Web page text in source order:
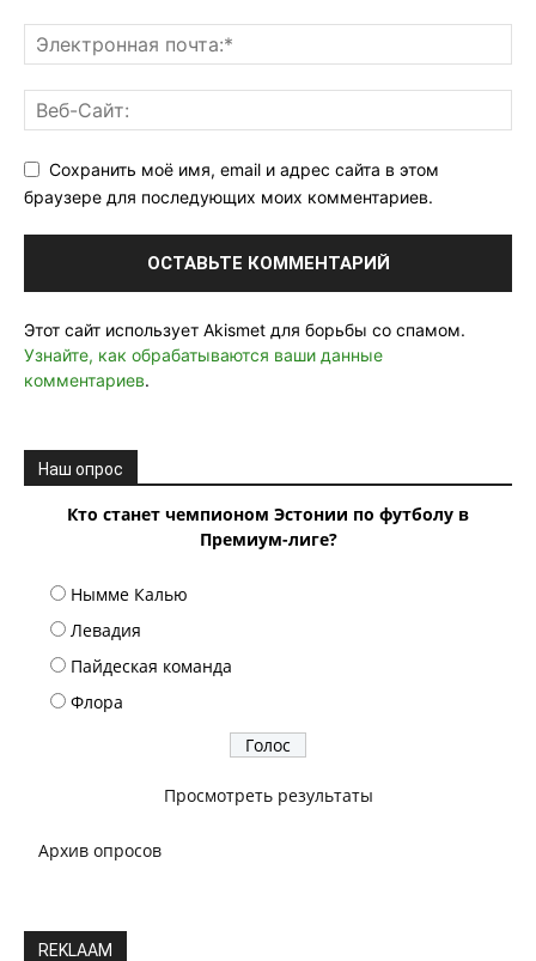
Сохранить моё имя, email и адрес сайта в этом
браузере для последующих моих комментариев.
Этот сайт использует Akismet для борьбы со спамом.
Узнайте, как обрабатываются ваши данные
комментариев.
Наш опрос
Кто станет чемпионом Эстонии по футболу в
Премиум-лиге?
Нымме Калью
Левадия
Пайдеская команда
Флора
Просмотреть результаты
Архив опросов
REKLAAM